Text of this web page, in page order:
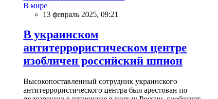
В мире
13 февраль 2025, 09:21
В украинском
антитеррористическом центре
изобличен российский шпион
Высокопоставленный сотрудник украинского
антитеррористического центра был арестован по